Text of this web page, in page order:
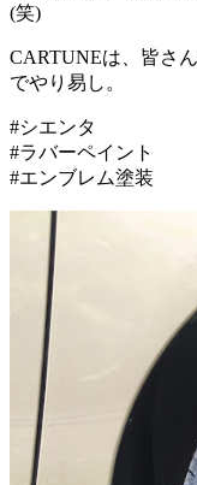
(笑)
CARTUNEは、皆さ
でやり易し。
#シエンタ
#ラバーペイント
#エンブレム塗装